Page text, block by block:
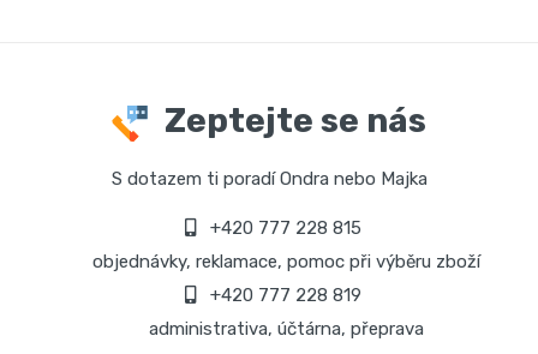
Zeptejte se nás
S dotazem ti poradí Ondra nebo Majka
+420 777 228 815
objednávky, reklamace, pomoc při výběru zboží
+420 777 228 819
administrativa, účtárna, přeprava